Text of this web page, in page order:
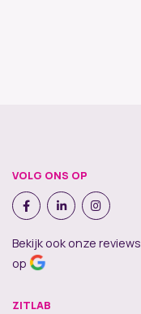
VOLG ONS OP
Bekijk ook onze reviews
op
ZITLAB